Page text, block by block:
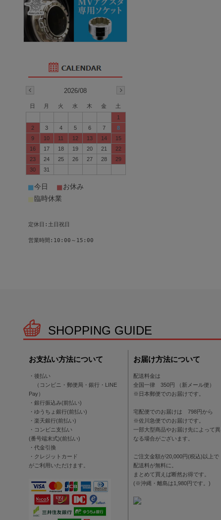
2026/08
日 月 火 水 木 金
土
1
2
3 4 5 6 7
8
9
10 11 12 13 14
15
16
17 18 19 20 21
22
23
24 25 26 27 28
29
30
31
■今日 ■お休み
■臨時休業
定休日:土日祝日
営業時間:10:00～15:00
SHOPPING GUIDE
お支払い方法について
・後払い
（コンビニ・郵便局・銀行・LINE
Pay）
・銀行振込み(前払い)
・ゆうちょ銀行(前払い)
・楽天銀行(前払い)
・コンビニ支払い
(番号端末式)(前払い)
・代金引換
・クレジットカード
がご利用いただけます。
お届け方法について
配送料金は
全国一律 350円 （新メール便）
※日本郵便でのお届けです。
宅配便でのお届けは 798円から
※佐川急便でのお届けです。
一部大型商品やお届け先によって異
なる場合がございます。
ご注文金額が20,000円(税込)以上で
配送料が無料に。
まとめて買えば断然お得です。
(※沖縄・離島は1,980円です。)